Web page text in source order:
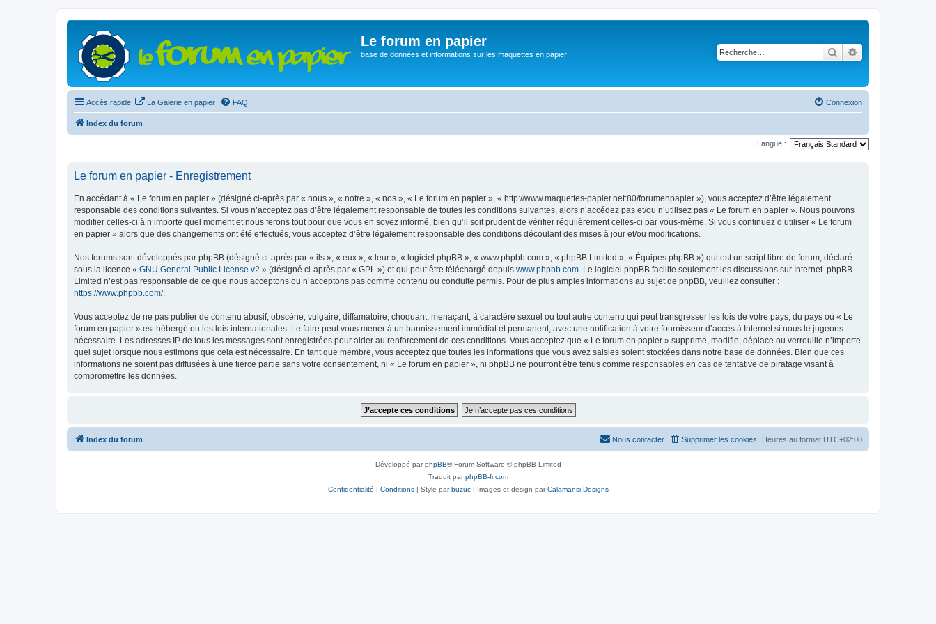
Le forum en papier
base de données et informations sur les maquettes en papier Rechercher
Accès rapide La Galerie en papier FAQ Connexion
Index du forum
Langue :
Le forum en papier - Enregistrement
En accédant à « Le forum en papier » (désigné ci-après par « nous », « notre », « nos », « Le forum en papier », « http://www.maquettes-papier.net:80/forumenpapier »), vous acceptez d’être légalement
responsable des conditions suivantes. Si vous n’acceptez pas d’être légalement responsable de toutes les conditions suivantes, alors n’accédez pas et/ou n’utilisez pas « Le forum en papier ». Nous pouvons
modifier celles-ci à n’importe quel moment et nous ferons tout pour que vous en soyez informé, bien qu’il soit prudent de vérifier régulièrement celles-ci par vous-même. Si vous continuez d’utiliser « Le forum
en papier » alors que des changements ont été effectués, vous acceptez d’être légalement responsable des conditions découlant des mises à jour et/ou modifications.
Nos forums sont développés par phpBB (désigné ci-après par « ils », « eux », « leur », « logiciel phpBB », « www.phpbb.com », « phpBB Limited », « Équipes phpBB ») qui est un script libre de forum, déclaré
sous la licence « GNU General Public License v2 » (désigné ci-après par « GPL ») et qui peut être téléchargé depuis www.phpbb.com . Le logiciel phpBB facilite seulement les discussions sur Internet. phpBB
Limited n’est pas responsable de ce que nous acceptons ou n’acceptons pas comme contenu ou conduite permis. Pour de plus amples informations au sujet de phpBB, veuillez consulter :
https://www.phpbb.com/.
Vous acceptez de ne pas publier de contenu abusif, obscène, vulgaire, diffamatoire, choquant, menaçant, à caractère sexuel ou tout autre contenu qui peut transgresser les lois de votre pays, du pays où « Le
forum en papier » est hébergé ou les lois internationales. Le faire peut vous mener à un bannissement immédiat et permanent, avec une notification à votre fournisseur d’accès à Internet si nous le jugeons
nécessaire. Les adresses IP de tous les messages sont enregistrées pour aider au renforcement de ces conditions. Vous acceptez que « Le forum en papier » supprime, modifie, déplace ou verrouille n’importe
quel sujet lorsque nous estimons que cela est nécessaire. En tant que membre, vous acceptez que toutes les informations que vous avez saisies soient stockées dans notre base de données. Bien que ces
informations ne soient pas diffusées à une tierce partie sans votre consentement, ni « Le forum en papier », ni phpBB ne pourront être tenus comme responsables en cas de tentative de piratage visant à
compromettre les données.
Index du forum Heures au format UTC+02:00
Supprimer les cookies
Nous contacter
Développé parphpBB® Forum Software © phpBB Limited
Traduit parphpBB-fr.com
Confidentialité | Conditions| Style parbuzuc| Images et design parCalamansi Designs